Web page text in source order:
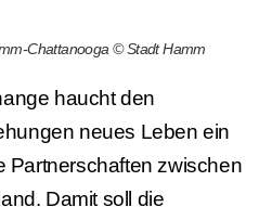
Chattanooga © Stadt Hamm
haucht den
neues Leben ein
Partnerschaften zwischen
Damit soll die